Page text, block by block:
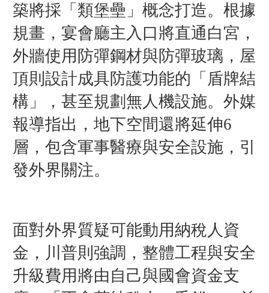
築將採「類堡壘」概念打造。根據
規畫，宴會廳主入口將直通白宮，
外牆使用防彈鋼材與防彈玻璃，屋
頂則設計成具防護功能的「盾牌結
構」，甚至規劃無人機設施。 外媒
報導指出，地下空間還將延伸6
層，包含軍事醫療與安全設施，引
發外界關注。
面對外界質疑可能動用納稅人資
金，川普則強調，整體工程與安全
升級費用將由自己與國會資金支